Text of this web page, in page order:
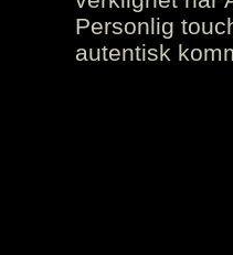
Personlig
autentisk